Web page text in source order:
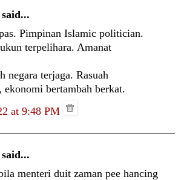
Pimpinan Islamic politician.
terpelihara. Amanat
negara terjaga. Rasuah
bertambah berkat.
at 9:48 PM
menteri duit zaman pee hancing